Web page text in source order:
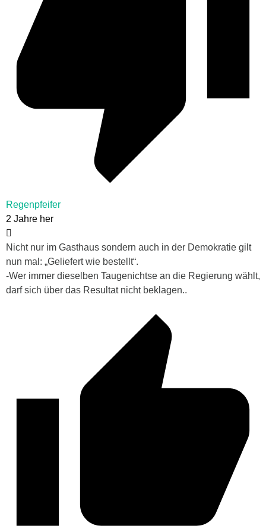
Regenpfeifer
2 Jahre her
Nicht nur im Gasthaus sondern auch in der Demokratie gilt
nun mal: „Geliefert wie bestellt“.
-Wer immer dieselben Taugenichtse an die Regierung wählt,
darf sich über das Resultat nicht beklagen..